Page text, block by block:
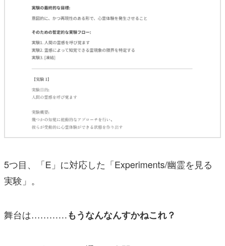
5つ目、「E」に対応した「Experiments/幽霊を見る
実験」。
舞台は…………もうなんなんすかねこれ？